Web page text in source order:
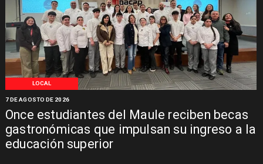
LOCAL
Once estudiantes del Maule reciben becas
gastronómicas que impulsan su ingreso a la
educación superior
7 DE AGOSTO DE 2026